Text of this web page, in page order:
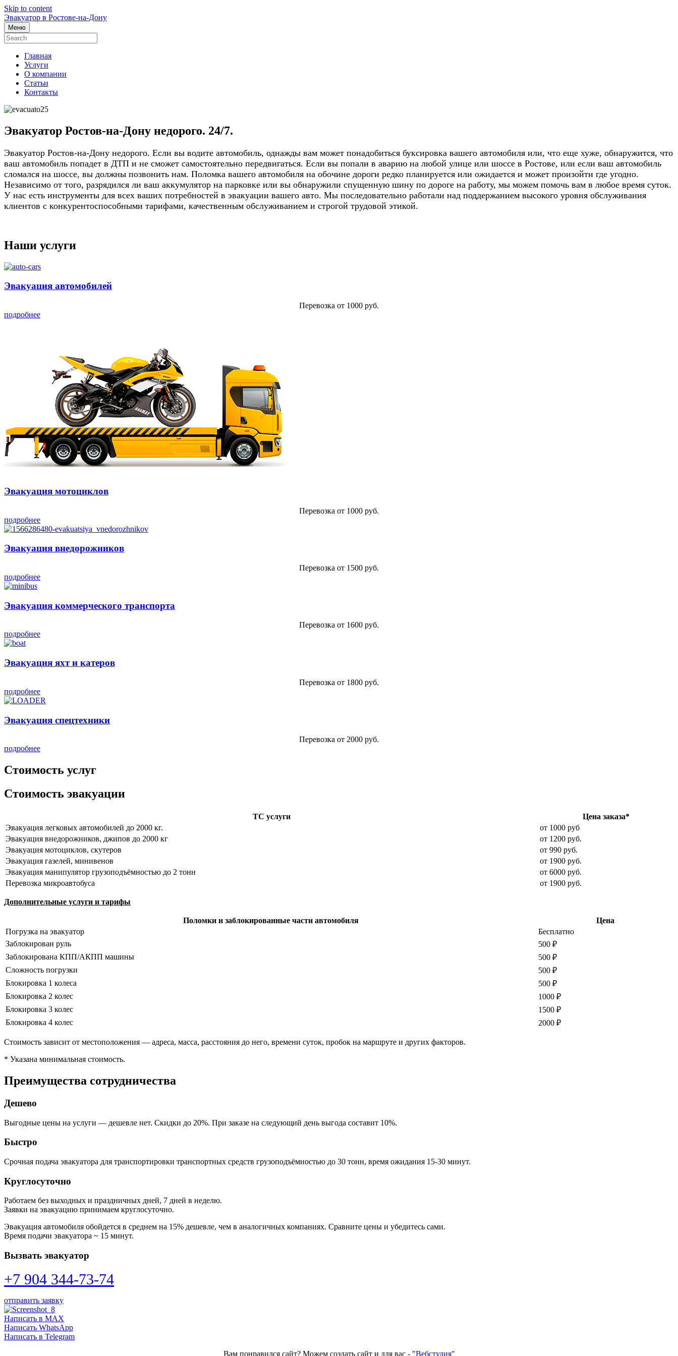
Skip to content
Эвакуатор в Ростове-на-Дону
Меню
Главная
Услуги
О компании
Статьи
Контакты
Эвакуатор Ростов-на-Дону недорого. 24/7.
Эвакуатор Ростов-на-Дону недорого. Если вы водите автомобиль, однажды вам может понадобиться буксировка вашего автомобиля или, что еще хуже, обнаружится, что
ваш автомобиль попадет в ДТП и не сможет самостоятельно передвигаться. Если вы попали в аварию на любой улице или шоссе в Ростове, или если ваш автомобиль
сломался на шоссе, вы должны позвонить нам. Поломка вашего автомобиля на обочине дороги редко планируется или ожидается и может произойти где угодно.
Независимо от того, разрядился ли ваш аккумулятор на парковке или вы обнаружили спущенную шину по дороге на работу, мы можем помочь вам в любое время суток.
У нас есть инструменты для всех ваших потребностей в эвакуации вашего авто. Мы последовательно работали над поддержанием высокого уровня обслуживания
клиентов с конкурентоспособными тарифами, качественным обслуживанием и строгой трудовой этикой.
Наши услуги
Эвакуация автомобилей
Перевозка от 1000 руб.
подробнее
Эвакуация мотоциклов
Перевозка от 1000 руб.
подробнее
Эвакуация внедорожников
Перевозка от 1500 руб.
подробнее
Эвакуация коммерческого транспорта
Перевозка от 1600 руб.
подробнее
Эвакуация яхт и катеров
Перевозка от 1800 руб.
подробнее
Эвакуация спецтехники
Перевозка от 2000 руб.
подробнее
Стоимость услуг
Стоимость эвакуации
ТС услуги
Цена заказа*
Эвакуация легковых автомобилей до 2000 кг.
от 1000 руб
Эвакуация внедорожников, джипов до 2000 кг
от 1200 руб.
Эвакуация мотоциклов, скутеров
от 990 руб.
Эвакуация газелей, минивенов
от 1900 руб.
Эвакуация манипулятор грузоподъёмностью до 2 тонн
от 6000 руб.
Перевозка микроавтобуса
от 1900 руб.
Дополнительные услуги и тарифы
Поломки и заблокированные части автомобиля
Цена
Погрузка на эвакуатор
Бесплатно
Заблокирован руль
500 ₽
Заблокирована КПП/АКПП машины
500 ₽
Сложность погрузки
500 ₽
Блокировка 1 колеса
500 ₽
Блокировка 2 колес
1000 ₽
Блокировка 3 колес
1500 ₽
Блокировка 4 колес
2000 ₽
Стоимость зависит от местоположения — адреса, масса, расстояния до него, времени суток, пробок на маршруте и других факторов.
* Указана минимальная стоимость.
Преимущества сотрудничества
Дешево
Выгодные цены на услуги — дешевле нет. Скидки до 20%. При заказе на следующий день выгода составит 10%.
Быстро
Срочная подача эвакуатора для транспортировки транспортных средств грузоподъёмностью до 30 тонн, время ожидания 15-30 минут.
Круглосуточно
Работаем без выходных и праздничных дней, 7 дней в неделю.
Заявки на эвакуацию принимаем круглосуточно.
Эвакуация автомобиля обойдется в среднем на 15% дешевле, чем в аналогичных компаниях. Сравните цены и убедитесь сами.
Время подачи эвакуатора ~ 15 минут.
Вызвать эвакуатор
+7 904 344-73-74
отправить заявку
Написать в MAX
Написать WhatsApp
Написать в Telegram
Вам понравился сайт? Можем создать сайт и для вас - "Вебстудия"